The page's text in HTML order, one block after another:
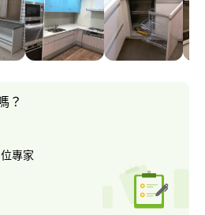
，目前為連鎖美髮院、桃園機場員工
藝人等...多項工程指定裝修空間規劃
？
位專家